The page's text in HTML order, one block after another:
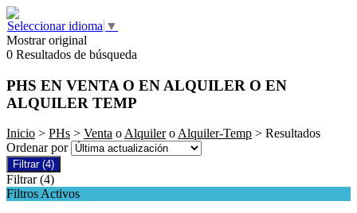
Seleccionar idioma ▼
Mostrar original
0 Resultados de búsqueda
PHS EN VENTA O EN ALQUILER O EN
ALQUILER TEMP
Inicio > PHs > Venta oAlquileroAlquiler-Temp > Resultados
Ordenar por
Filtrar (4)
Filtrar (4)
Filtros Activos